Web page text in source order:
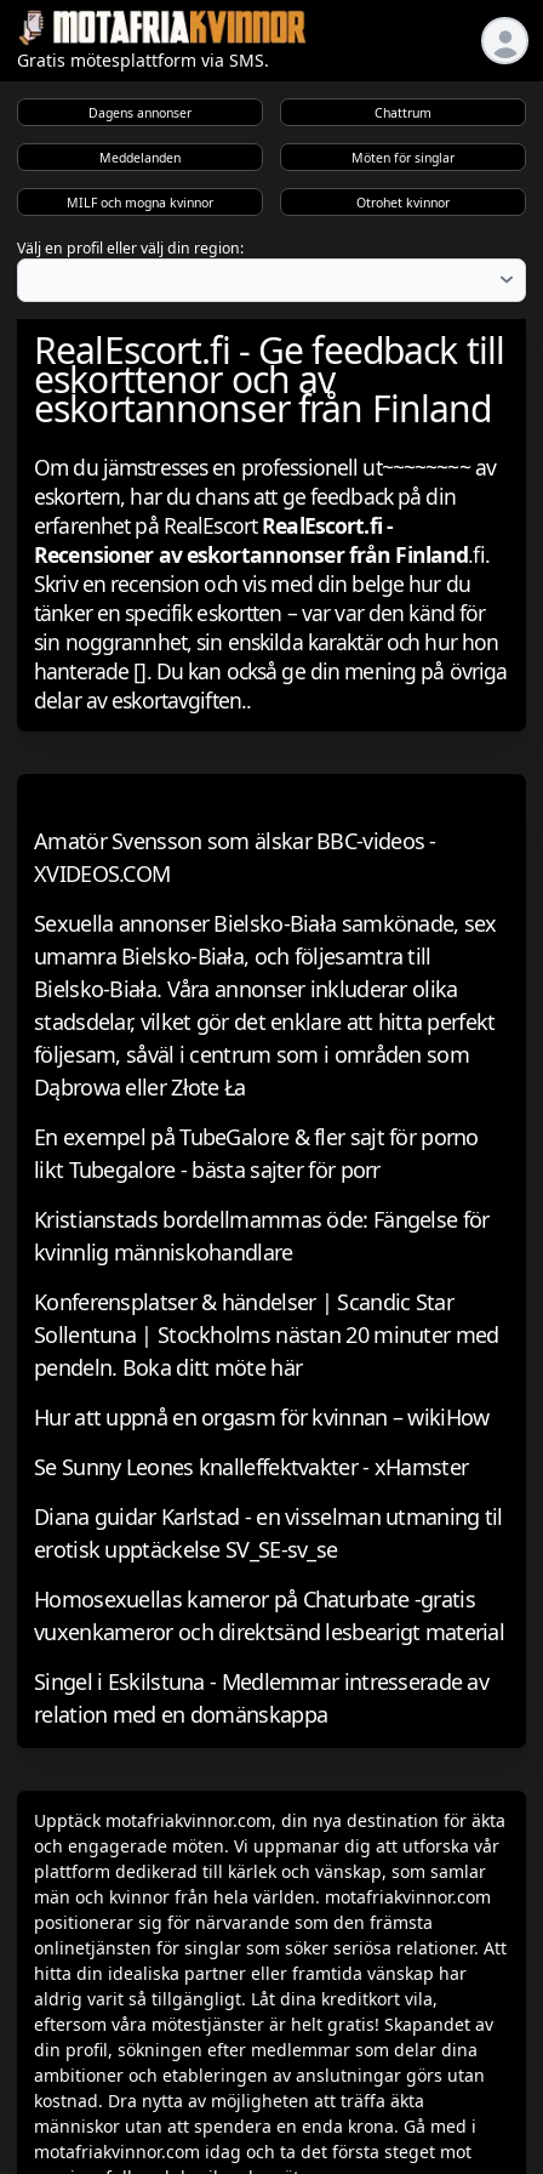
Gratis mötesplattform via SMS.
Dagens annonser Chattrum
Meddelanden Möten för singlar
MILF och mogna kvinnor Otrohet kvinnor
Välj en profil eller välj din region:
RealEscort.fi - Ge feedback till
eskorttenor och av
eskortannonser från Finland
Om du jämstresses en professionell ut~~~~~~~~ av
eskortern, har du chans att ge feedback på din
erfarenhet på RealEscortRealEscort.fi -
Recensioner av eskortannonser från Finland.fi.
Skriv en recension och vis med din belge hur du
tänker en specifik eskortten – var var den känd för
sin noggrannhet, sin enskilda karaktär och hur hon
hanterade []. Du kan också ge din mening på övriga
delar av eskortavgiften..
Amatör Svensson som älskar BBC-videos -
XVIDEOS.COM
Sexuella annonser Bielsko-Biała samkönade, sex
umamra Bielsko-Biała, och följesamtra till
Bielsko-Biała. Våra annonser inkluderar olika
stadsdelar, vilket gör det enklare att hitta perfekt
följesam, såväl i centrum som i områden som
Dąbrowa eller Złote Ła
En exempel på TubeGalore & fler sajt för porno
likt Tubegalore - bästa sajter för porr
Kristianstads bordellmammas öde: Fängelse för
kvinnlig människohandlare
Konferensplatser & händelser | Scandic Star
Sollentuna | Stockholms nästan 20 minuter med
pendeln. Boka ditt möte här
Hur att uppnå en orgasm för kvinnan – wikiHow
Se Sunny Leones knalleffektvakter - xHamster
Diana guidar Karlstad - en visselman utmaning til
erotisk upptäckelse SV_SE-sv_se
Homosexuellas kameror på Chaturbate -gratis
vuxenkameror och direktsänd lesbearigt material
Singel i Eskilstuna - Medlemmar intresserade av
relation med en domänskappa
Upptäck motafriakvinnor.com, din nya destination för äkta
och engagerade möten. Vi uppmanar dig att utforska vår
plattform dedikerad till kärlek och vänskap, som samlar
män och kvinnor från hela världen. motafriakvinnor.com
positionerar sig för närvarande som den främsta
onlinetjänsten för singlar som söker seriösa relationer. Att
hitta din idealiska partner eller framtida vänskap har
aldrig varit så tillgängligt. Låt dina kreditkort vila,
eftersom våra mötestjänster är helt gratis! Skapandet av
din profil, sökningen efter medlemmar som delar dina
ambitioner och etableringen av anslutningar görs utan
kostnad. Dra nytta av möjligheten att träffa äkta
människor utan att spendera en enda krona. Gå med i
motafriakvinnor.com idag och ta det första steget mot